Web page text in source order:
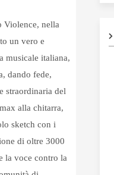
Violence, nella
un vero e
musicale italiana,
dando fede,
straordinaria del
alla chitarra,
sketch con i
di oltre 3000
la voce contro la